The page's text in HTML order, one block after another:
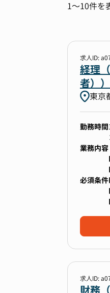
1〜10件を
求人ID:
経理
者）
東京
勤務時間
業務内容
必須条件
求人ID:
財務